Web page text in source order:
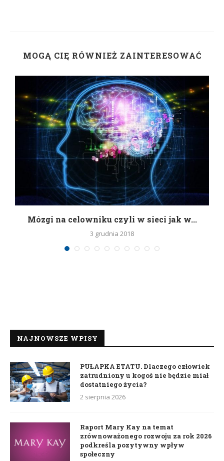
MOGĄ CIĘ RÓWNIEŻ ZAINTERESOWAĆ
Mózgi na celowniku czyli w sieci jak w...
3 grudnia 2018
NAJNOWSZE WPISY
PUŁAPKA ETATU. Dlaczego człowiek
zatrudniony u kogoś nie będzie miał
dostatniego życia?
2 sierpnia 2026
Raport Mary Kay na temat
zrównoważonego rozwoju za rok 2026
podkreśla pozytywny wpływ
społeczny